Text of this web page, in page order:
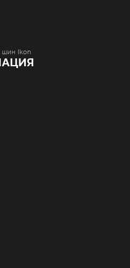
шин Ikon